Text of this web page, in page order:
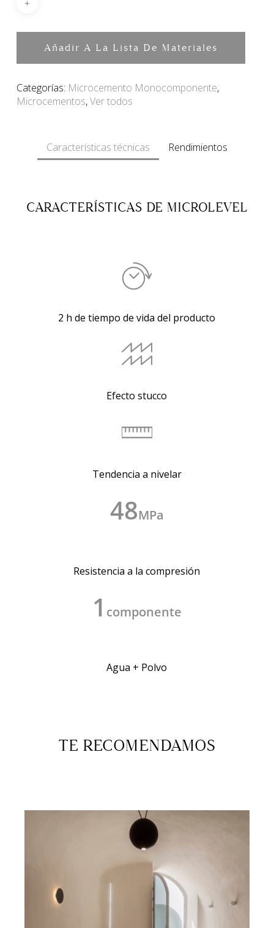
Añadir A La Lista De Materiales
Categorías: Microcemento Monocomponente,
Microcementos,Ver todos
Características técnicas Rendimientos
CARACTERÍSTICAS DE MICROLEVEL
2 h de tiempo de vida del producto
Efecto stucco
Tendencia a nivelar
48MPa
Resistencia a la compresión
1 componente
Agua + Polvo
TE RECOMENDAMOS